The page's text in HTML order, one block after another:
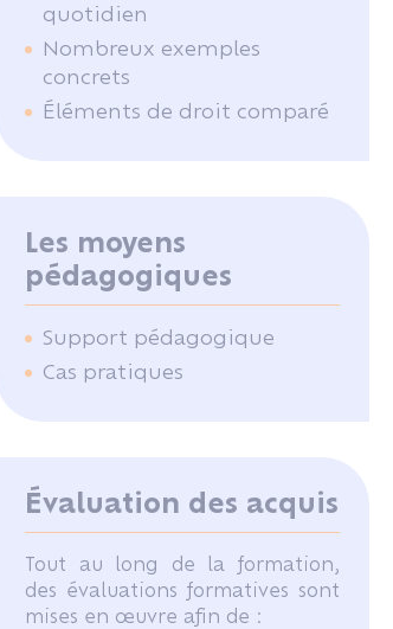
quotidien
Nombreux exemples
concrets
Éléments de droit comparé
Les moyens
pédagogiques
Support pédagogique
Cas pratiques
Évaluation des acquis
Tout au long de la formation,
des évaluations formatives sont
mises en œuvre afin de :